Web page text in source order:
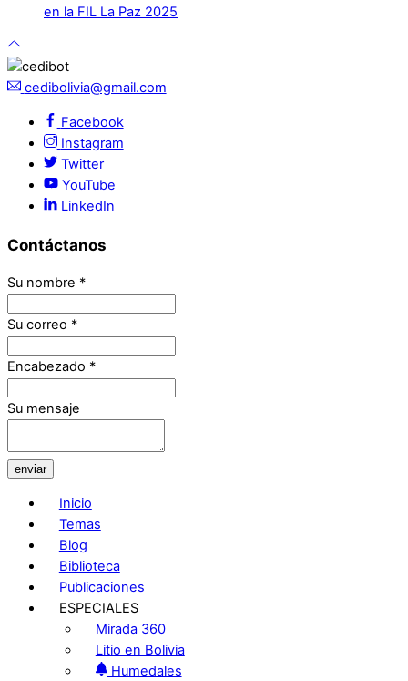
en la FIL La Paz 2025
cedibolivia@gmail.com
Facebook
Instagram
Twitter
YouTube
LinkedIn
Contáctanos
Su nombre *
Su correo *
Encabezado *
Su mensaje
enviar
Inicio
Temas
Blog
Biblioteca
Publicaciones
ESPECIALES
Mirada 360
Litio en Bolivia
Humedales